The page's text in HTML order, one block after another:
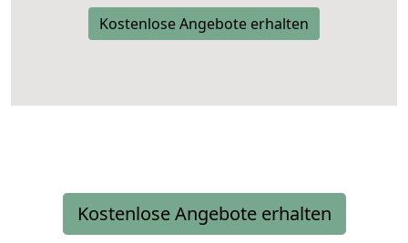
Kostenlose Angebote erhalten
Kostenlose Angebote erhalten